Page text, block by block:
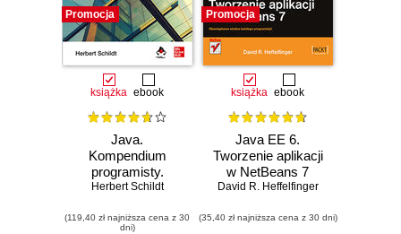
Promocja
książka ebook
Java.
Kompendium
programisty.
Wydanie XII
Herbert Schildt
(119,40 zł najniższa cena z 30
dni)
Promocja
książka ebook
Java EE 6.
Tworzenie aplikacji
w NetBeans 7
David R. Heffelfinger
(35,40 zł najniższa cena z 30 dni)